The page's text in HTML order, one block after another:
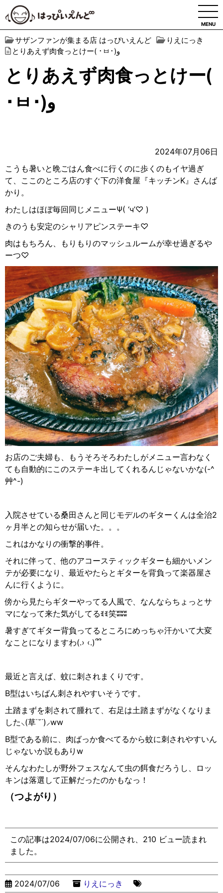
MENU
サザンファンが集まる店 はっぴいえんど
りえにっき
とりあえず肉食っとけー( ･ㅂ･)و
とりあえず肉食っとけー(
･ㅂ･)و
2024年07月06日
こうも暑いと晩ごはん食べに行くのに歩くのもイヤ過ぎ
て、ここのところ店のすぐ下の洋食屋『キッチンK』さんば
かり。
わたしはほぼ毎回同じメニューΨ( ‘ч’♡ )
きのうも安定のシャリアピンステーキ♡
肉はもちろん、もりもりのマッシュルームが幸せ過ぎるや
ーつ♡
お店のご夫婦も、もうそろそろわたしがメニュー言わなく
ても自動的にこのステーキ出してくれるんじゃないかな(-^
艸^-)
入院させている桑田さんと同じモデルのギターくんは全治2
ヶ月半との知らせが届いた。。。
これはかなりの衝撃的事件。
それに伴って、他のアコースティックギターも細かいメン
テが必要になり、最近やたらとギターを背負って楽器屋さ
んに行くように。
傍から見たらギターやってる人風で、なんならちょっとサ
マになって来た気がしてるꉂꉂ笑ʬʬʬ
暑すぎてギター背負ってるところにめっちゃ汗かいて大変
なことになりますわ(.› ‹.)՞՞
最近と言えば、蚊に刺されまくりです。
B型はいちばん刺されやすいそうです。
土踏まずを刺されて腫れて、右足は土踏まずがなくなりま
した⸜(草˙˘˙)⸝ww
B型である前に、肉ばっか食べてるから蚊に刺されやすいん
じゃないか説もありw
そんなわたしが野外フェスなんて虫の餌食だろうし、ロッ
キンは落選して正解だったのかもなっ！
（つよがり）
この記事は2024/07/06に公開され、210 ビュー読まれ
ました。
2024/07/06 りえにっき